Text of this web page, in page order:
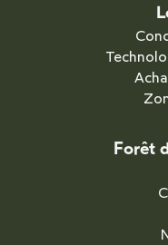
Forêt